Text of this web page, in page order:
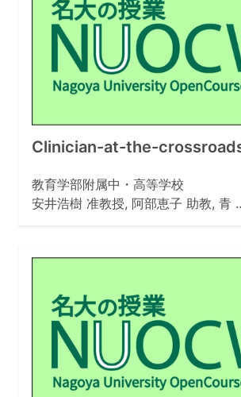
Clinician-at-the-
教育学部附属中・高等学校
安井浩樹 准教授, 阿部恵子 助教, 青